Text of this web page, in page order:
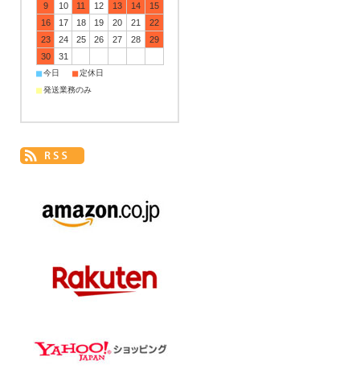
9
10 11 12 13 14
15
16
17 18 19 20 21
22
23
24 25 26 27 28
29
30
31
■今日 ■定休日
■発送業務のみ